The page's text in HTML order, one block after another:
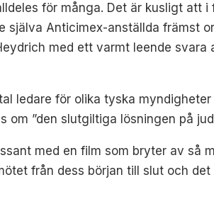
för många. Det är kusligt att i
själva Anticimex-anställda främst
med ett varmt leende
ledare för olika tyska
om ”den slutgiltiga lösningen på
med en film som bryter av så
från dess början till slut och